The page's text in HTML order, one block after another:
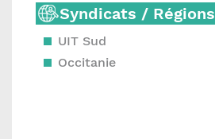
Syndicats / Régions
UIT Sud
Occitanie